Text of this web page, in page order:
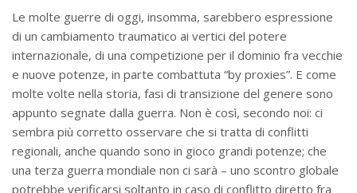
Le molte guerre di oggi, insomma, sarebbero espressione
di un cambiamento traumatico ai vertici del potere
internazionale, di una competizione per il dominio fra vecchie
e nuove potenze, in parte combattuta “by proxies”. E come
molte volte nella storia, fasi di transizione del genere sono
appunto segnate dalla guerra. Non è così, secondo noi: ci
sembra più corretto osservare che si tratta di conflitti
regionali, anche quando sono in gioco grandi potenze; che
una terza guerra mondiale non ci sarà – uno scontro globale
potrebbe verificarsi soltanto in caso di conflitto diretto fra